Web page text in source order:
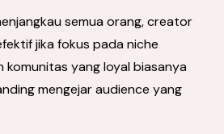
semua orang, creator
jika fokus pada niche
yang loyal biasanya
mengejar audience yang